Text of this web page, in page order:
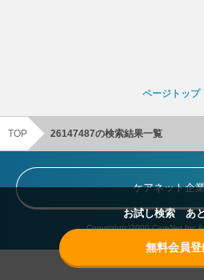
ページトップ
TOP 26147487の検索結果一覧
ケアネット企
Copyright(c)2000 CareNet,Inc
お試し検索 あ
無料会員登